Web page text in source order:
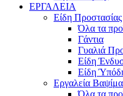
ΕΡΓΑΛΕΙΑ
Είδη Προστασίας
Όλα τα
Γάντια
Γυαλιά
Είδη
Είδη
Εργαλεία
Όλα τα